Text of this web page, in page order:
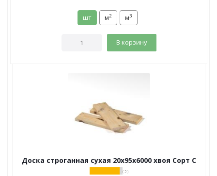
шт м2 м3
В корзину
Доска строганная сухая 20х95х6000 хвоя Сорт С
( 5 )